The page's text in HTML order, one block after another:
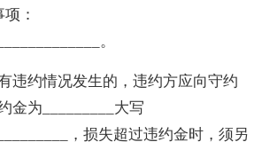
：
。
约情况发生的，违约方应向守约
金为_________大写
，损失超过违约金时，须另